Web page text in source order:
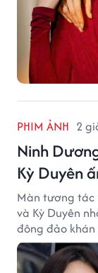
PHIM ẢNH 2
Ninh
Kỳ Duyên
Màn tương tác
và Kỳ Duyên
đông đảo